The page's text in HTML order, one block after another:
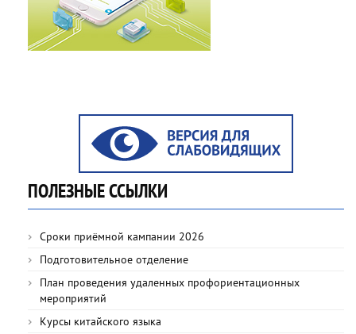
ПОЛЕЗНЫЕ ССЫЛКИ
Сроки приёмной кампании 2026
Подготовительное отделение
План проведения удаленных профориентационных
мероприятий
Курсы китайского языка